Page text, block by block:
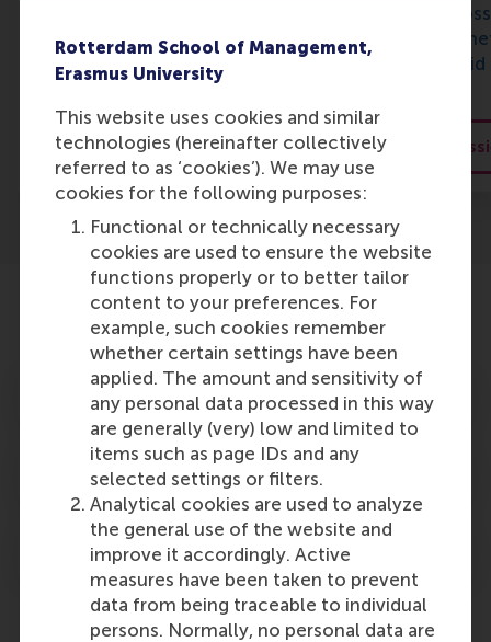
Rotterdam School of Management,
Erasmus University
This website uses cookies and similar
technologies (hereinafter collectively
referred to as ‘cookies’). We may use
cookies for the following purposes:
Functional or technically necessary
cookies are used to ensure the website
functions properly or to better tailor
content to your preferences. For
example, such cookies remember
whether certain settings have been
applied. The amount and sensitivity of
any personal data processed in this way
are generally (very) low and limited to
items such as page IDs and any
selected settings or filters.
Analytical cookies are used to analyze
the general use of the website and
improve it accordingly. Active
measures have been taken to prevent
data from being traceable to individual
persons. Normally, no personal data are
organisatie en of deze bij je
past of niet.
Career Centre
innovatieve
ontwikkelen op
van
RSM's
Bereid je voor op je studentenleven
Studentenverenigingen
Studentondersteuning en Safe@EUR